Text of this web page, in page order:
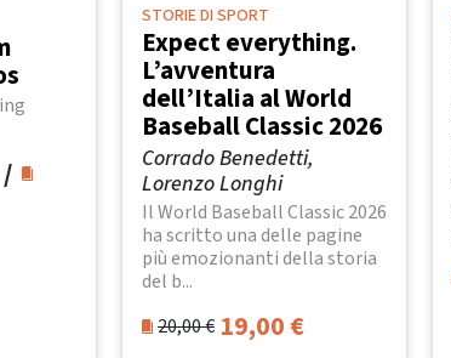
/
STORIE DI SPORT
Expect everything.
L’avventura
dell’Italia al World
Baseball Classic 2026
Corrado Benedetti,
Lorenzo Longhi
Il World Baseball Classic 2026
ha scritto una delle pagine
più emozionanti della storia
del b...
20,00€ 19,00€